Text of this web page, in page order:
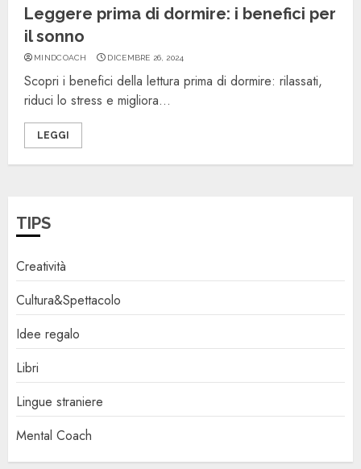
Leggere prima di dormire: i benefici per
il sonno
MINDCOACH DICEMBRE 26, 2024
Scopri i benefici della lettura prima di dormire: rilassati,
riduci lo stress e migliora...
LEGGI
TIPS
Creatività
Cultura&Spettacolo
Idee regalo
Libri
Lingue straniere
Mental Coach